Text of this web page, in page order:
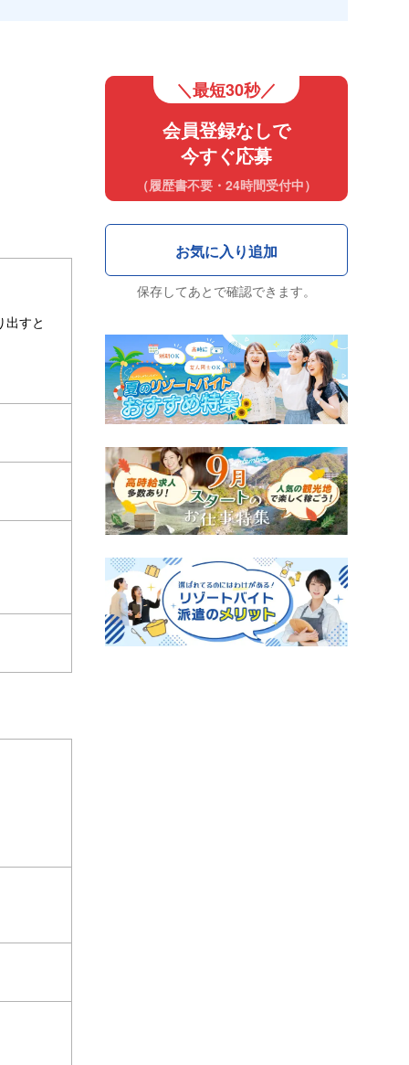
出すと
＼最短30秒／
会員登録なしで
今すぐ応募
（履歴書不要・24時間受付中）
保存してあとで確認できます。